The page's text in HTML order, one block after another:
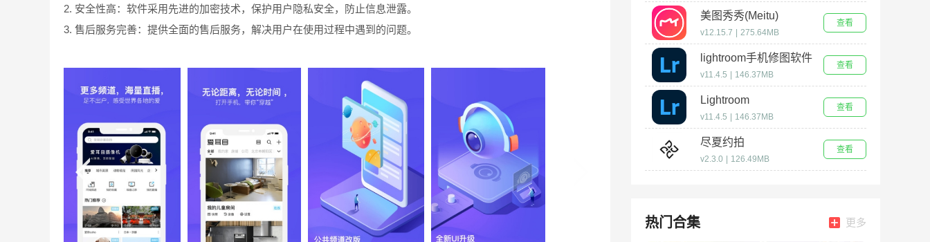
2. 安全性高：软件采用先进的加密技术，保护用户隐私安全，防止信息泄露。
3. 售后服务完善：提供全面的售后服务，解决用户在使用过程中遇到的问题。
美图秀秀(Meitu)
v12.15.7 275.64MB
查看
lightroom手机修图软件
免费版
v11.4.5 146.37MB
查看
Lightroom
v11.4.5 146.37MB
查看
尽夏约拍
v2.3.0 126.49MB
查看
热门合集 更多